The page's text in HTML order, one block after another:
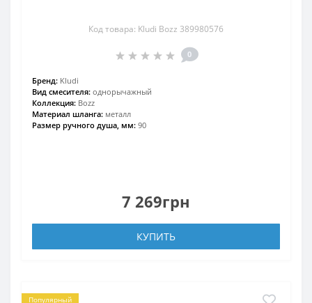
Код товара: Kludi Bozz 389980576
0
Бренд: Kludi
Вид смесителя: однорычажный
Коллекция: Bozz
Материал шланга: металл
Размер ручного душа, мм: 90
7 269грн
КУПИТЬ
Популярный